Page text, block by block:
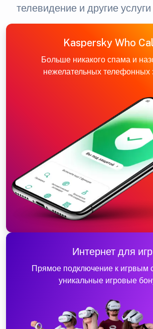
телевидение и другие
Kaspersky Who
Больше никакого спама и
нежелательных телефонных
Интернет для игр
Прямое подключение к игрвым
уникальные игровые